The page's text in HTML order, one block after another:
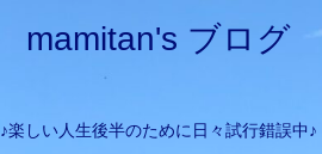
mamitan's ブログ
♪楽しい人生後半のために日々試行錯誤中♪